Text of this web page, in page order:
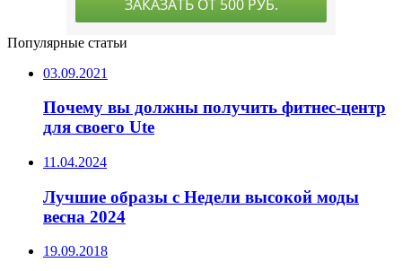
Популярные статьи
03.09.2021
Почему вы должны получить фитнес-центр
для своего Ute
11.04.2024
Лучшие образы с Недели высокой моды
весна 2024
19.09.2018